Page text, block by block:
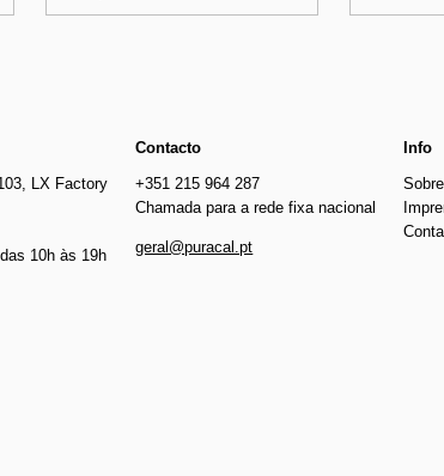
LX Factory
10h às 19h
Contacto
+351 215 964 287
Chamada para a rede fixa nacional
geral@puracal.pt
Info
Sobre